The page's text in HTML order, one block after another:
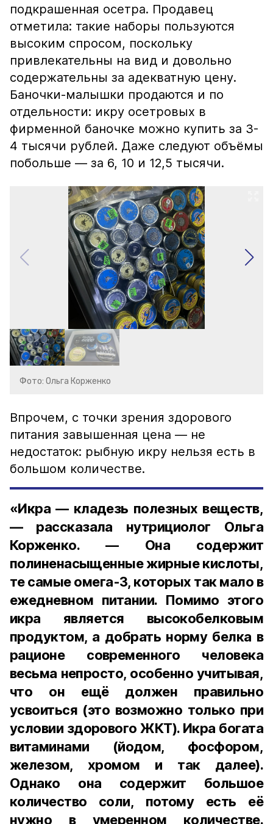
подкрашенная осетра. Продавец
отметила: такие наборы пользуются
высоким спросом, поскольку
привлекательны на вид и довольно
содержательны за адекватную цену.
Баночки-малышки продаются и по
отдельности: икру осетровых в
фирменной баночке можно купить за 3-
4 тысячи рублей. Даже следуют объёмы
побольше — за 6, 10 и 12,5 тысячи.
Фото: Ольга Корженко
Впрочем, с точки зрения здорового
питания завышенная цена — не
недостаток: рыбную икру нельзя есть в
большом количестве.
«Икра — кладезь полезных веществ,
— рассказала нутрициолог Ольга
Корженко. — Она содержит
полиненасыщенные жирные кислоты,
те самые омега-3, которых так мало в
ежедневном питании. Помимо этого
икра является высокобелковым
продуктом, а добрать норму белка в
рационе современного человека
весьма непросто, особенно учитывая,
что он ещё должен правильно
усвоиться (это возможно только при
условии здорового ЖКТ). Икра богата
витаминами (йодом, фосфором,
железом, хромом и так далее).
Однако она содержит большое
количество соли, потому есть её
нужно в умеренном количестве.